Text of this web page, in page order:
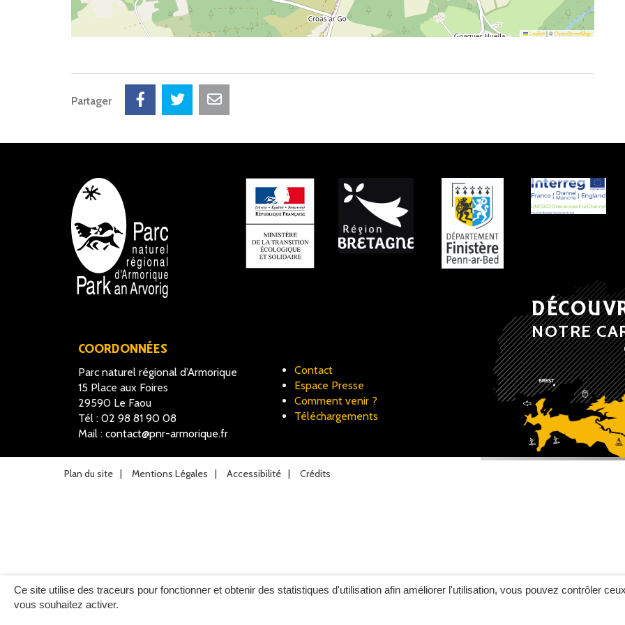
Ce site utilise des traceurs pour fonctionner et obtenir des statistiques d'utilisation afin améliorer l'utilisation, vous pouvez contrôler
vous souhaitez activer.
Leaflet|©OpenStreetMap
Partager
NOS PARTENAIRES
COORDONNÉES
Parc naturel régional d’Armorique
15 Place aux Foires
29590 Le Faou
Tél : 02 98 81 90 08
Mail : contact@pnr-armorique.fr
Contact
Espace Presse
Comment venir ?
Téléchargements
NOTRE
Plan du site Mentions Légales Accessibilité Crédits